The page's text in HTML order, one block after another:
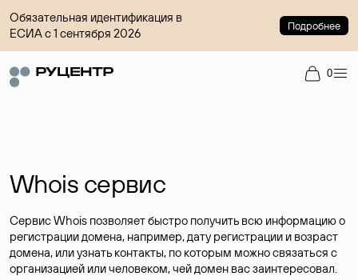
Обязательная идентификация в
ЕСИА с 1 сентября 2026
Подробнее
0
Whois сервис
Сервис Whois позволяет быстро получить всю информацию о
регистрации домена, например, дату регистрации и возраст
домена, или узнать контакты, по которым можно связаться с
организацией или человеком, чей домен вас заинтересовал.